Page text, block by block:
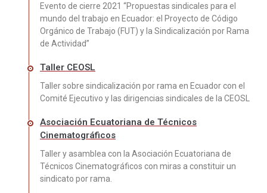
Evento de cierre 2021 “Propuestas sindicales para el
mundo del trabajo en Ecuador: el Proyecto de Código
Orgánico de Trabajo (FUT) y la Sindicalización por Rama
de Actividad”
Taller CEOSL
Taller sobre sindicalización por rama en Ecuador con el
Comité Ejecutivo y las dirigencias sindicales de la CEOSL
Asociación Ecuatoriana de Técnicos
Cinematográficos
Taller y asamblea con la Asociación Ecuatoriana de
Técnicos Cinematográficos con miras a constituir un
sindicato por rama.